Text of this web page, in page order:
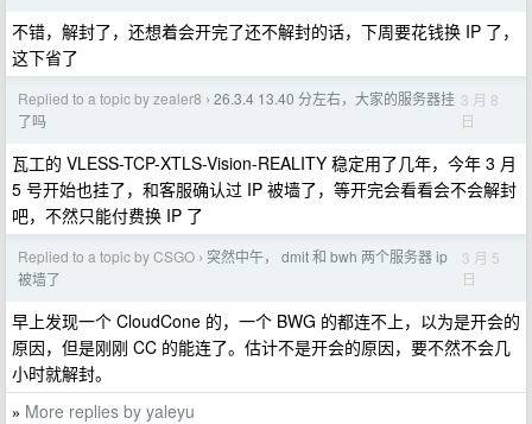
不错，解封了，还想着会开完了还不解封的话，下周要花钱换 IP 了，
这下省了
Replied to a topic by zealer8 › 26.3.4 13.40 分左右，大家的服务器挂
了吗
3 月 8
日
瓦工的 VLESS-TCP-XTLS-Vision-REALITY 稳定用了几年，今年 3 月
5 号开始也挂了，和客服确认过 IP 被墙了，等开完会看看会不会解封
吧，不然只能付费换 IP 了
Replied to a topic by CSGO › 突然中午， dmit 和 bwh 两个服务器 ip
被墙了
3 月 5
日
早上发现一个 CloudCone 的，一个 BWG 的都连不上，以为是开会的
原因，但是刚刚 CC 的能连了。估计不是开会的原因，要不然不会几
小时就解封。
» More replies by yaleyu